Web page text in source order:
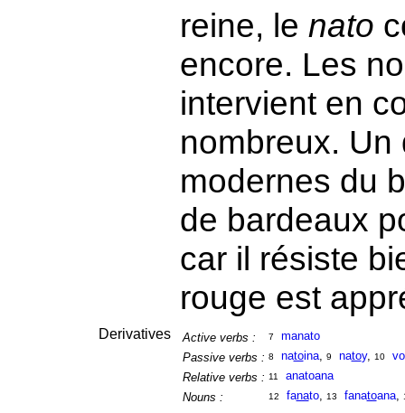
reine, le nato
encore. Les
intervient en
nombreux.
modernes du
de bardeaux
car il résiste
rouge est
Derivatives Active verbs : 7
manato
Passive verbs : 8 natoina, 9 natoy, 10
Relative verbs : 11
anatoana
Nouns :
12 fanato, 13 fanatoana,